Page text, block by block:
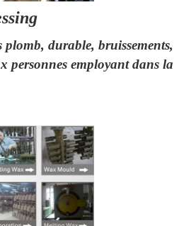
durable, bruissements,
personnes employant dans la